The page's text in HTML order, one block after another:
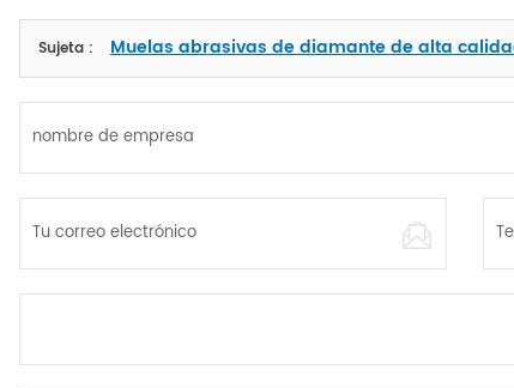
Sujeta : Muelas abrasivas de diamante de alta